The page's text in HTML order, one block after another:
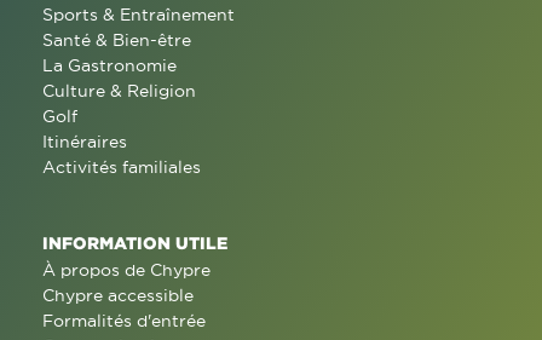
Sports & Entraînement
Santé & Bien-être
La Gastronomie
Culture & Religion
Golf
Itinéraires
Activités familiales
INFORMATION UTILE
À propos de Chypre
Chypre accessible
Formalités d'entrée